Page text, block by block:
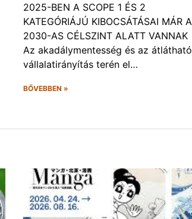
2025-BEN A SCOPE 1 ÉS 2
KATEGÓRIÁJÚ KIBOCSÁTÁSAI MÁR A
2030-AS CÉLSZINT ALATT VANNAK
Az akadálymentesség és az átlátható
vállalatirányítás terén el…
BŐVEBBEN »